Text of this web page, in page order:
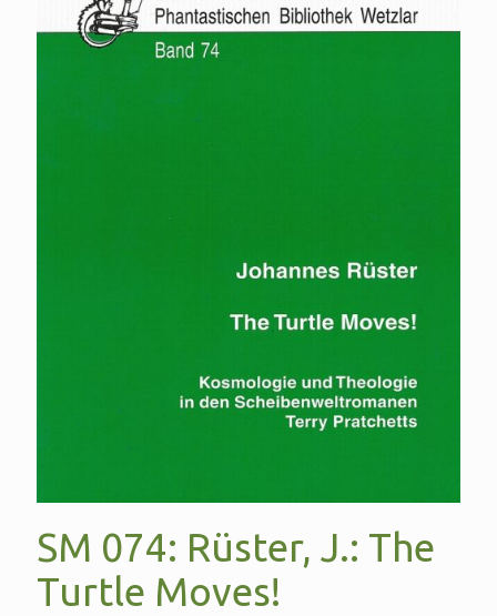
SM 074: Rüster, J.: The
Turtle Moves!